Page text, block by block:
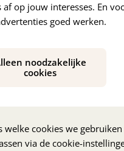
op jouw interesses. En
goed werken.
noodzakelijke
cookies
welke cookies we
via de cookie-